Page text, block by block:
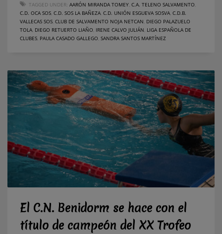
TAGGED UNDER: AARÓN MIRANDA TOMEY C.A. TELENO SALVAMENTO
C.D. OCA SOS C.D. SOS LA BAÑEZA C.D. UNIÓN ESGUEVA SOSVA C.D.B.
VALLECAS SOS CLUB DE SALVAMENTO NOJA NETCAN DIEGO PALAZUELO
TOLA DIEGO RETUERTO LIAÑO IRENE CALVO JULIÁN LIGA ESPAÑOLA DE
CLUBES PAULA CASADO GALLEGO SANDRA SANTOS MARTÍNEZ
El C.N. Benidorm se hace con el
título de campeón del XX Trofeo